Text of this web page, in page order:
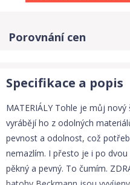
Porovnání cen
Specifikace a popis
MATERIÁLY Tohle je můj
vyrábějí ho z odolných
pevnost a odolnost, což
nemazlím. I přesto je i po
pěkný a pevný. To čumím.